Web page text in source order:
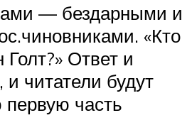
— бездарными и
«Кто
Ответ и
и читатели будут
первую часть